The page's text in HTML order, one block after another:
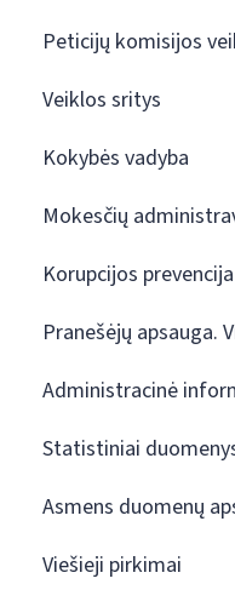
Peticijų komisijos
Veiklos sritys
Kokybės vadyba
Mokesčių
Korupcijos prevencija
Pranešėjų apsauga.
Administracinė
Statistiniai
Asmens duomenų
Viešieji pirkimai